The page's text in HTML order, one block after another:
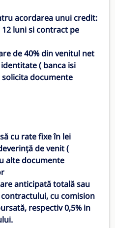
acordarea unui credit:
luni si contract pe
de 40% din venitul net
( banca isi
documente
cu rate fixe în lei
de venit (
alte documente
anticipată totală sau
cu comision
respectiv 0,5% in